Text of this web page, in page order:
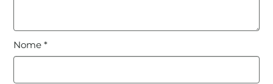
Nome*